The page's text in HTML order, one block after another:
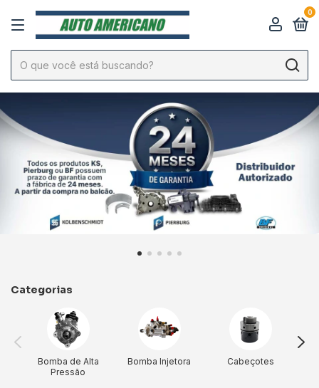
0
Categorias
Bomba de Alta
Pressão
Bomba Injetora Cabeçotes